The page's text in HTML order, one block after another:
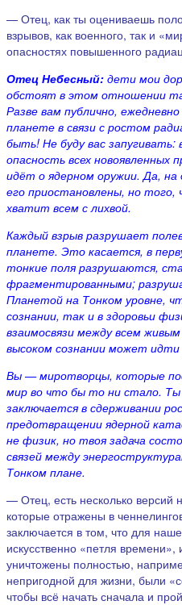
— Отец, как ты оцениваешь
взрывов, как военного, так и
опасностях повышенного
Отец Небесный: дети мои
обстоят в этом отношении
Разве вам публично,
планете в связи с ростом
быть! Не буду вас
опасность всех новоявленных
идёт о ядерном оружии. Да,
его приостановлены, но
хватит всем с лихвой.
Каждый взрыв разрушает
планете. Это касается, в
тонкие поля разрушаются,
фрагментированными;
Планетой на Тонком уровне,
сознании, так и в здоровьи
взаимосвязи между всем
высоком сознании может идти
Вы —миротворцы, которые
мир во что бы то ни стало.
заключается в сдерживании
предотвращении ядерной
не физик, но твоя задача
связей между
Тонком плане.
— Отец, есть несколько
которые отражены в
заключается в том, что для
искусственно «петля
уничтожены полностью,
непригодной для жизни, были
чтобы всё начать сначала и